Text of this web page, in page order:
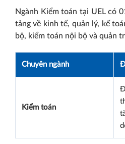
Ngành Kiểm toán tại UEL có
tảng về kinh tế, quản lý, kế
bộ, kiểm toán nội bộ và quản
Chuyên ngành
Kiểm toán